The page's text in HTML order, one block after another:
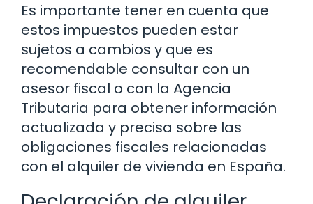
Es importante tener en cuenta que
estos impuestos pueden estar
sujetos a cambios y que es
recomendable consultar con un
asesor fiscal o con la Agencia
Tributaria para obtener información
actualizada y precisa sobre las
obligaciones fiscales relacionadas
con el alquiler de vivienda en España.